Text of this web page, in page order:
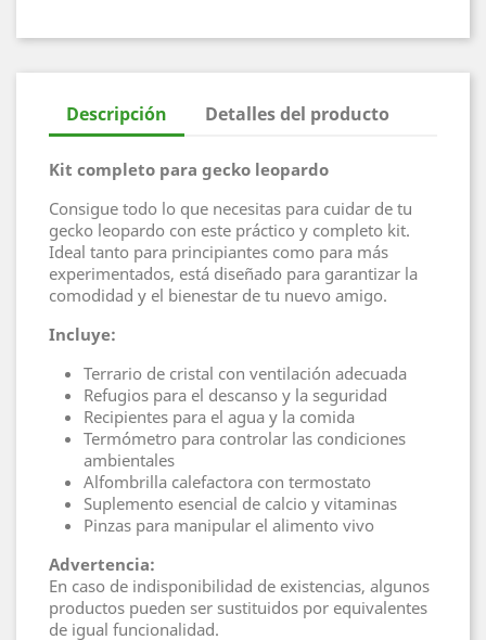
Descripción Detalles del producto
Kit completo para gecko leopardo
Consigue todo lo que necesitas para cuidar de tu
gecko leopardo con este práctico y completo kit.
Ideal tanto para principiantes como para más
experimentados, está diseñado para garantizar la
comodidad y el bienestar de tu nuevo amigo.
Incluye:
Terrario de cristal con ventilación adecuada
Refugios para el descanso y la seguridad
Recipientes para el agua y la comida
Termómetro para controlar las condiciones
ambientales
Alfombrilla calefactora con termostato
Suplemento esencial de calcio y vitaminas
Pinzas para manipular el alimento vivo
Advertencia:
En caso de indisponibilidad de existencias, algunos
productos pueden ser sustituidos por equivalentes
de igual funcionalidad.